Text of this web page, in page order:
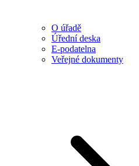
O úřadě
Úřední deska
E-podatelna
Veřejné dokumenty